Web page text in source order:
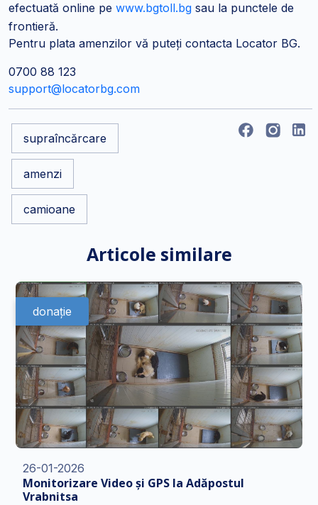
efectuată online pe www.bgtoll.bg sau la punctele de
frontieră.
Pentru plata amenzilor vă puteți contacta Locator BG.
0700 88 123
support@locatorbg.com
supraîncărcare
amenzi
camioane
Articole similare
donație
26-01-2026
Monitorizare Video și GPS la Adăpostul
Vrabnitsa